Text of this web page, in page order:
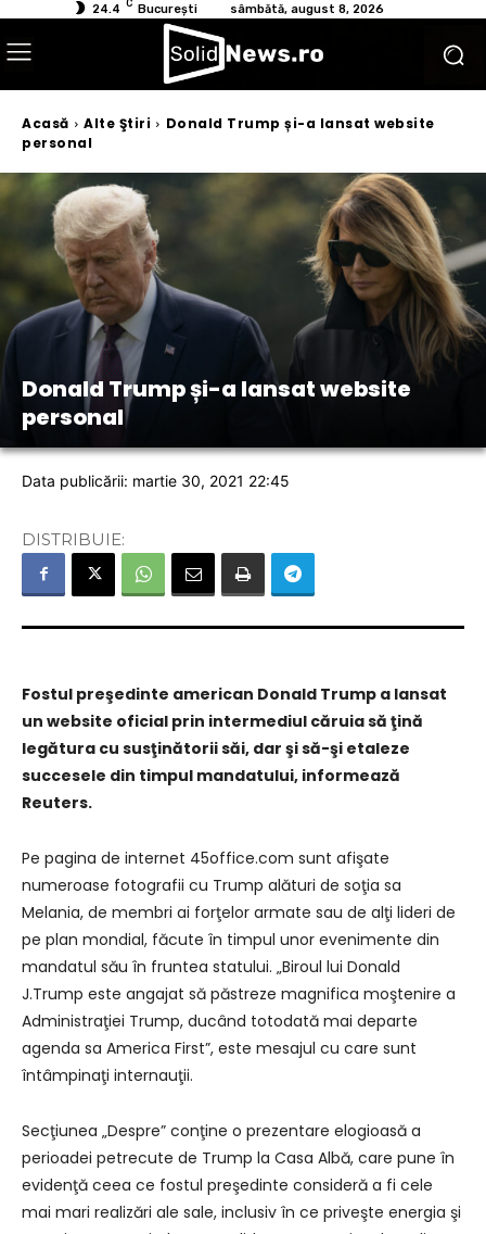
24.4 C București sâmbătă, august 8, 2026
Acasă Alte Ştiri
Donald Trump și-a lansat website
personal
Donald Trump și-a lansat website
personal
Data publicării: martie 30, 2021 22:45
DISTRIBUIE:
Fostul preşedinte american Donald Trump a lansat
un website oficial prin intermediul căruia să ţină
legătura cu susţinătorii săi, dar şi să-şi etaleze
succesele din timpul mandatului, informează
Reuters.
Pe pagina de internet 45office.com sunt afişate
numeroase fotografii cu Trump alături de soţia sa
Melania, de membri ai forţelor armate sau de alţi lideri de
pe plan mondial, făcute în timpul unor evenimente din
mandatul său în fruntea statului. „Biroul lui Donald
J.Trump este angajat să păstreze magnifica moştenire a
Administraţiei Trump, ducând totodată mai departe
agenda sa America First”, este mesajul cu care sunt
întâmpinaţi internauţii.
Secţiunea „Despre” conţine o prezentare elogioasă a
perioadei petrecute de Trump la Casa Albă, care pune în
evidenţă ceea ce fostul preşedinte consideră a fi cele
mai mari realizări ale sale, inclusiv în ce priveşte energia şi